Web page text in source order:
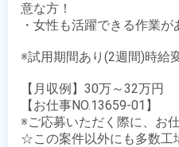
意な方！
・女性も活躍できる作業が
※試用期間あり(2週間)時給
【月収例】30万～32万円
【お仕事NO.13659-01】
※ご応募いただく際に、お
☆この案件以外にも多数工